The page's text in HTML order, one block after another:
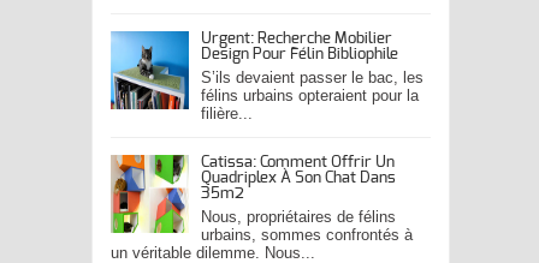
Urgent: Recherche Mobilier
Design Pour Félin Bibliophile
S’ils devaient passer le bac, les
félins urbains opteraient pour la
filière...
Catissa: Comment Offrir Un
Quadriplex À Son Chat Dans
35m2
Nous, propriétaires de félins
urbains, sommes confrontés à
un véritable dilemme. Nous...